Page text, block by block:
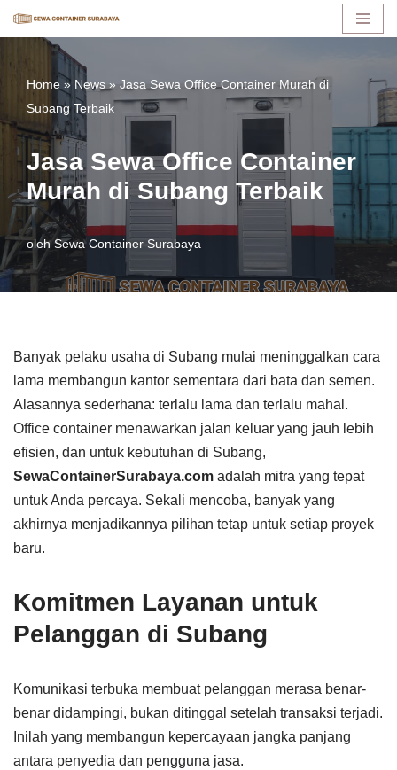
Lompat
konten
Home »News » Jasa Sewa Office Container Murah di
Subang Terbaik
Jasa Sewa Office Container
Murah di Subang Terbaik
olehSewa Container Surabaya
Banyak pelaku usaha di Subang mulai meninggalkan cara
lama membangun kantor sementara dari bata dan semen.
Alasannya sederhana: terlalu lama dan terlalu mahal.
Office container menawarkan jalan keluar yang jauh lebih
efisien, dan untuk kebutuhan di Subang,
SewaContainerSurabaya.com adalah mitra yang tepat
untuk Anda percaya. Sekali mencoba, banyak yang
akhirnya menjadikannya pilihan tetap untuk setiap proyek
baru.
Komitmen Layanan untuk
Pelanggan di Subang
Komunikasi terbuka membuat pelanggan merasa benar-
benar didampingi, bukan ditinggal setelah transaksi terjadi.
Inilah yang membangun kepercayaan jangka panjang
antara penyedia dan pengguna jasa.